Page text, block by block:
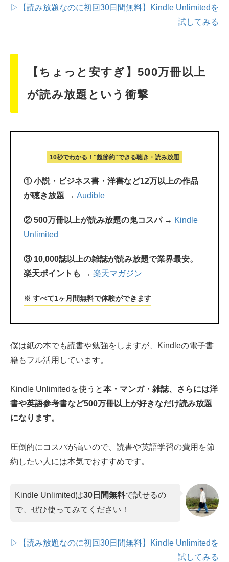
▷【読み放題なのに初回30日間無料】Kindle Unlimitedを
試してみる
【ちょっと安すぎ】500万冊以上
が読み放題という衝撃
10秒でわかる！"超節約"できる聴き・読み放題
① 小説・ビジネス書・洋書など12万以上の作品
が聴き放題 → Audible
② 500万冊以上が読み放題の鬼コスパ → Kindle
Unlimited
③ 10,000誌以上の雑誌が読み放題で業界最安。
楽天ポイントも → 楽天マガジン
※ すべて1ヶ月間無料で体験ができます
僕は紙の本でも読書や勉強をしますが、Kindleの電子書
籍もフル活用しています。
Kindle Unlimitedを使うと本・マンガ・雑誌、さらには洋
書や英語参考書など500万冊以上が好きなだけ読み放題
になります。
圧倒的にコスパが高いので、読書や英語学習の費用を節
約したい人には本気でおすすめです。
Kindle Unlimitedは30日間無料で試せるの
で、ぜひ使ってみてください！
▷【読み放題なのに初回30日間無料】Kindle Unlimitedを
試してみる